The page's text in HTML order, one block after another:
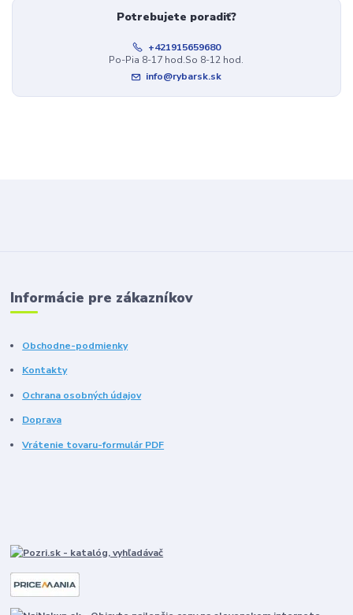
Potrebujete poradiť?
+421915659680
Po-Pia 8-17 hod.So 8-12 hod.
info@rybarsk.sk
Informácie pre zákazníkov
Obchodne-podmienky
Kontakty
Ochrana osobných údajov
Doprava
Vrátenie tovaru-formulár PDF